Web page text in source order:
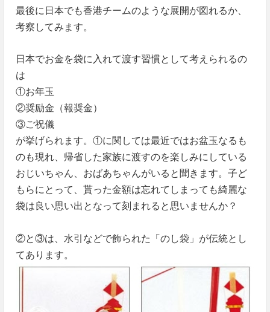
最後に日本でも香港チームのような展開が図れるか、
考察してみます。
日本でお金を袋に入れて渡す習慣として考えられるの
は
①お年玉
②奨励金（報奨金）
③ご祝儀
が挙げられます。①に関しては最近ではお盆玉なるも
のも現れ、帰省した家族に渡すのを楽しみにしている
おじいちゃん、おばあちゃんがいると聞きます。子ど
もらにとって、貰った金額は忘れてしまっても綺麗な
袋は良い思い出となって刻まれると思いませんか？
②と③は、水引などで飾られた「のし袋」が伝統とし
てあります。